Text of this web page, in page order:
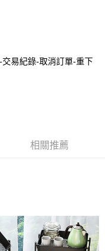
付方式。 讓您購物簡單
易完成。
您需要取消訂單，請聯絡
有效，需透過AFTEE先享
頁面顯示為準，若有關於
易紀錄-取消訂單-重下
相關推薦